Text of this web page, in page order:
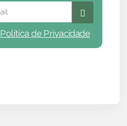
Política de Privacidade